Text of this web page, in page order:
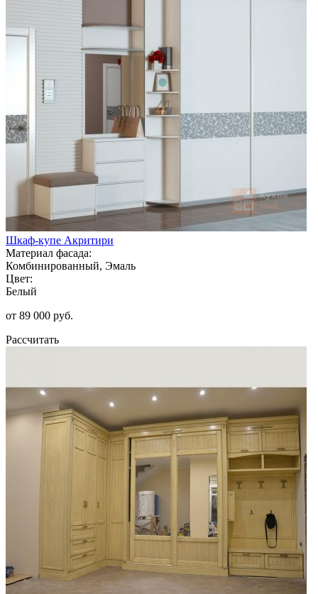
Шкаф-купе Акритири
Материал фасада:
Комбинированный, Эмаль
Цвет:
Белый
от 89 000 руб.
Рассчитать